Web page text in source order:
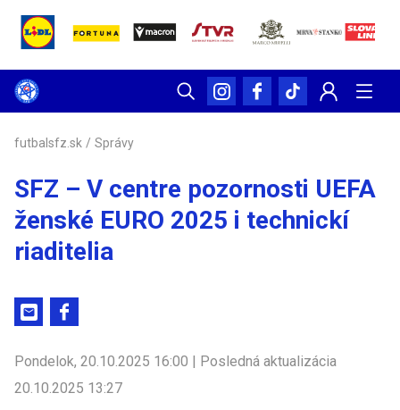
futbalsfz.sk / Správy
SFZ – V centre pozornosti UEFA
ženské EURO 2025 i technickí
riaditelia
Pondelok, 20.10.2025 16:00 | Posledná aktualizácia
20.10.2025 13:27